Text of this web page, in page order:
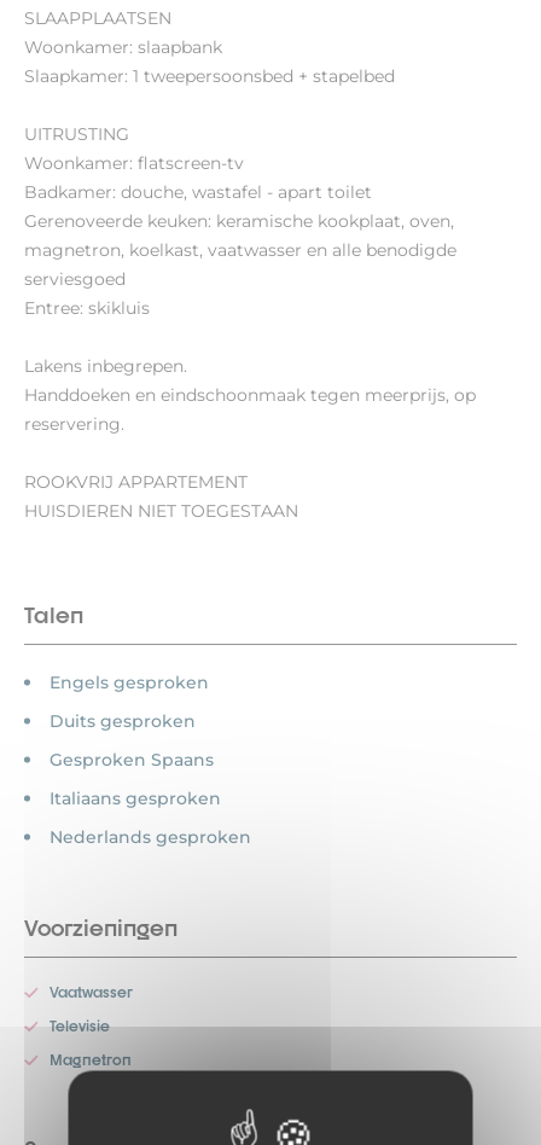
SLAAPPLAATSEN
Woonkamer: slaapbank
Slaapkamer: 1 tweepersoonsbed + stapelbed
UITRUSTING
Woonkamer: flatscreen-tv
Badkamer: douche, wastafel - apart toilet
Gerenoveerde keuken: keramische kookplaat, oven,
magnetron, koelkast, vaatwasser en alle benodigde
serviesgoed
Entree: skikluis
Lakens inbegrepen.
Handdoeken en eindschoonmaak tegen meerprijs, op
reservering.
ROOKVRIJ APPARTEMENT
HUISDIEREN NIET TOEGESTAAN
Talen
Engels gesproken
Duits gesproken
Gesproken Spaans
Italiaans gesproken
Nederlands gesproken
Voorzieningen
Vaatwasser
Televisie
Magnetron